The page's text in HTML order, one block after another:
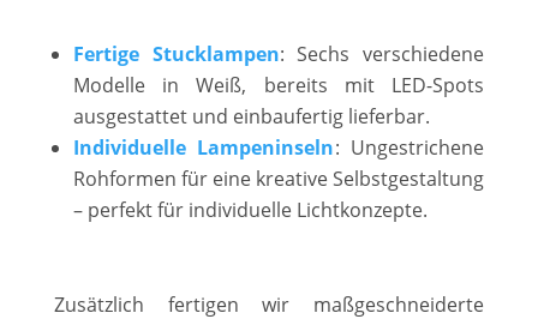
Fertige Stucklampen: Sechs verschiedene
Modelle in Weiß, bereits mit LED-Spots
ausgestattet und einbaufertig lieferbar.
Individuelle Lampeninseln: Ungestrichene
Rohformen für eine kreative Selbstgestaltung
– perfekt für individuelle Lichtkonzepte.
Zusätzlich fertigen wir maßgeschneiderte